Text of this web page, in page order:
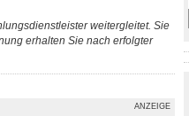
weitergleitet. Sie
erhalten Sie nach erfolgter
ANZEIGE